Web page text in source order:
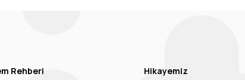
Rehberi
Hikayemiz